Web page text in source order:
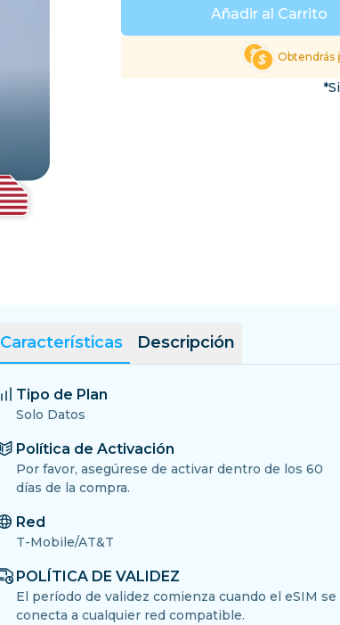
Explorar Todos
Añadir al Carrito
Obtendrás
Características Descripción
Tipo de Plan
Solo Datos
Política de Activación
Por favor, asegúrese de activar dentro de los 60
días de la compra.
Red
T-Mobile/AT&T
POLÍTICA DE VALIDEZ
El período de validez comienza cuando el eSIM se
conecta a cualquier red compatible.